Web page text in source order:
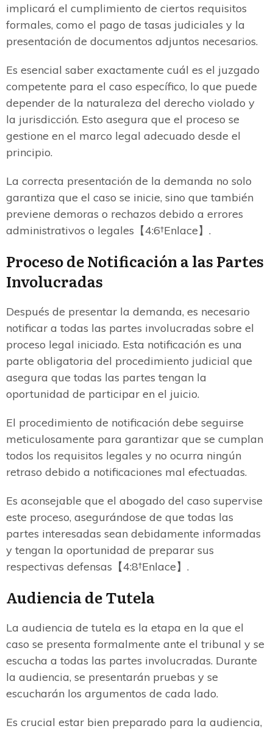
implicará el cumplimiento de ciertos requisitos
formales, como el pago de tasas judiciales y la
presentación de documentos adjuntos necesarios.
Es esencial saber exactamente cuál es el juzgado
competente para el caso específico, lo que puede
depender de la naturaleza del derecho violado y
la jurisdicción. Esto asegura que el proceso se
gestione en el marco legal adecuado desde el
principio.
La correcta presentación de la demanda no solo
garantiza que el caso se inicie, sino que también
previene demoras o rechazos debido a errores
administrativos o legales【4:6†Enlace】.
Proceso de Notificación a las Partes
Involucradas
Después de presentar la demanda, es necesario
notificar a todas las partes involucradas sobre el
proceso legal iniciado. Esta notificación es una
parte obligatoria del procedimiento judicial que
asegura que todas las partes tengan la
oportunidad de participar en el juicio.
El procedimiento de notificación debe seguirse
meticulosamente para garantizar que se cumplan
todos los requisitos legales y no ocurra ningún
retraso debido a notificaciones mal efectuadas.
Es aconsejable que el abogado del caso supervise
este proceso, asegurándose de que todas las
partes interesadas sean debidamente informadas
y tengan la oportunidad de preparar sus
respectivas defensas【4:8†Enlace】.
Audiencia de Tutela
La audiencia de tutela es la etapa en la que el
caso se presenta formalmente ante el tribunal y se
escucha a todas las partes involucradas. Durante
la audiencia, se presentarán pruebas y se
escucharán los argumentos de cada lado.
Es crucial estar bien preparado para la audiencia,